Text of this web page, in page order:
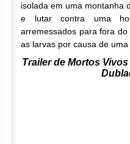
isolada em uma montanha
e lutar contra uma
arremessados para fora
as larvas por causa de uma
Trailer de Mortos